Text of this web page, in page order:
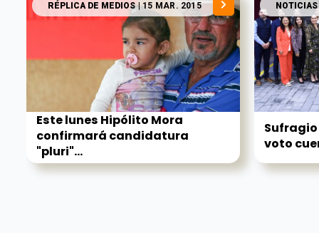
RÉPLICA DE MEDIOS| 15 MAR. 2015
Este lunes Hipólito Mora
confirmará candidatura
"pluri"...
NOTICIAS
voto